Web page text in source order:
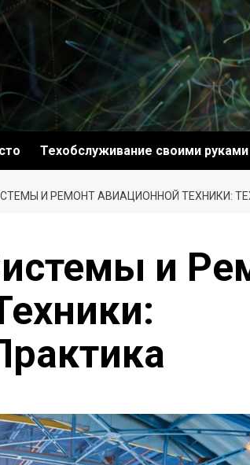
Техобслуживание своими руками
И РЕМОНТ АВИАЦИОННОЙ ТЕХНИКИ:
и